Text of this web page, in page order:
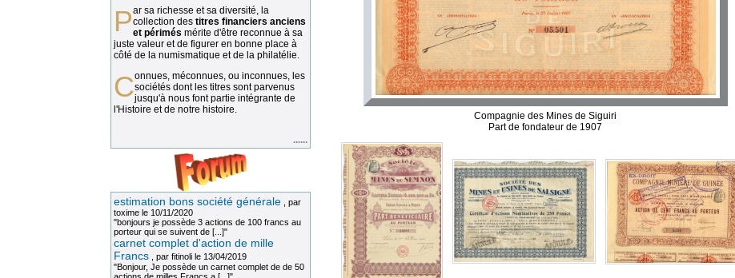
Par sa richesse et sa diversité, lacollection des titres financiers anciens
et périmés mérite d'être reconnue à sa
juste valeur et de figurer en bonne place à
côté de la numismatique et de la philatélie.
Connues, méconnues, ou inconnues, lessociétés dont les titres sont parvenus
jusqu'à nous font partie intégrante de
l'Histoire et de notre histoire.
......
estimation bons société générale , par
toxime le 10/11/2020
"bonjours je possède 3 actions de 100 francs au
porteur qui se suivent de [...]"
carnet complet d'action de mille
Francs , par fitinoli le 13/04/2019
"Bonjour, Je possède un carnet complet de de 50
Compagnie des Mines de Siguiri
Part de fondateur de 1907